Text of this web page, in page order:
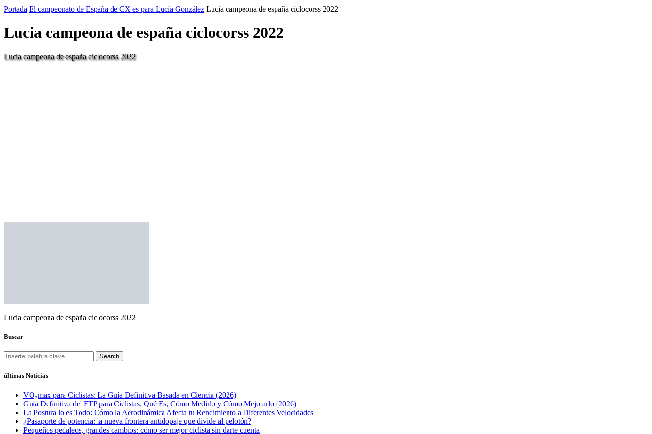
Portada El campeonato de España de CX es para Lucía González Lucia campeona de españa ciclocorss 2022
Lucia campeona de españa ciclocorss 2022
Lucia campeona de españa ciclocorss 2022
Lucia campeona de españa ciclocorss 2022
Buscar
Search
últimas Noticias
VO₂max para Ciclistas: La Guía Definitiva Basada en Ciencia (2026)
Guía Definitiva del FTP para Ciclistas: Qué Es, Cómo Medirlo y Cómo Mejorarlo (2026)
La Postura lo es Todo: Cómo la Aerodinámica Afecta tu Rendimiento a Diferentes Velocidades
¿Pasaporte de potencia: la nueva frontera antidopaje que divide al pelotón?
Pequeños pedaleos, grandes cambios: cómo ser mejor ciclista sin darte cuenta